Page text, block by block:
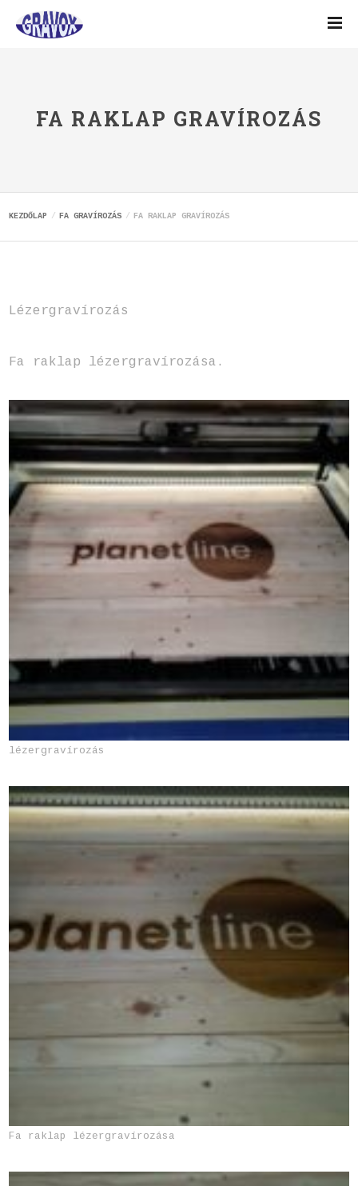
FA RAKLAP GRAVÍROZÁS
KEZDŐLAP FA GRAVÍROZÁS FA RAKLAP GRAVÍROZÁS
Lézergravírozás
Fa raklap lézergravírozása.
lézergravírozás
Fa raklap lézergravírozása